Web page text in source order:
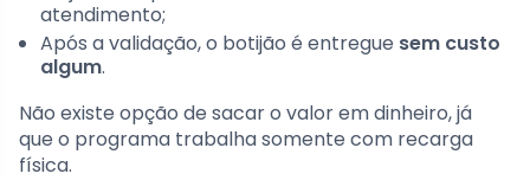
atendimento;
Após a validação, o botijão é entregue sem custo
algum.
Não existe opção de sacar o valor em dinheiro, já
que o programa trabalha somente com recarga
física.